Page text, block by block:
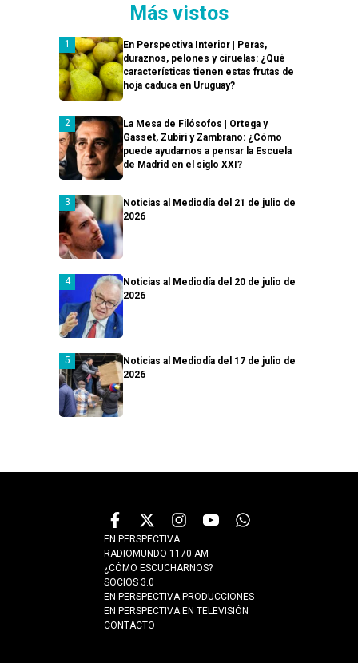
Más vistos
En Perspectiva Interior | Peras,
duraznos, pelones y ciruelas: ¿Qué
características tienen estas frutas de
hoja caduca en Uruguay?
La Mesa de Filósofos | Ortega y
Gasset, Zubiri y Zambrano: ¿Cómo
puede ayudarnos a pensar la Escuela
de Madrid en el siglo XXI?
Noticias al Mediodía del 21 de julio de
2026
Noticias al Mediodía del 20 de julio de
2026
Noticias al Mediodía del 17 de julio de
2026
EN PERSPECTIVA
RADIOMUNDO 1170 AM
¿CÓMO ESCUCHARNOS?
SOCIOS 3.0
EN PERSPECTIVA PRODUCCIONES
EN PERSPECTIVA EN TELEVISIÓN
CONTACTO